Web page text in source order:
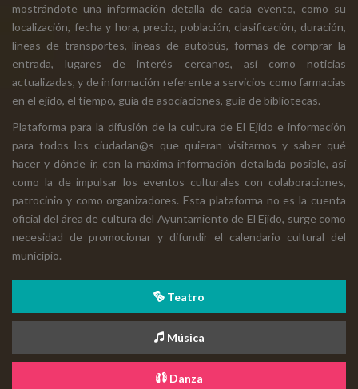
mostrándote una información detalla de cada evento, como su
localización, fecha y hora, precio, población, clasificación, duración,
líneas de transportes, líneas de autobús, formas de comprar la
entrada, lugares de interés cercanos, así como noticias
actualizadas, y de información referente a servicios como farmacias
en el ejido, el tiempo, guía de asociaciones, guía de bibliotecas.
Plataforma para la difusión de la cultura de El Ejido e información
para todos los ciudadan@s que quieran visitarnos y saber qué
hacer y dónde ir, con la máxima información detallada posible, así
como la de impulsar los eventos culturales con colaboraciones,
patrocinio y como organizadores. Esta plataforma no es la cuenta
oficial del área de cultura del Ayuntamiento de El Ejido, surge como
necesidad de promocionar y difundir el calendario cultural del
municipio.
Teatro
Música
Danza